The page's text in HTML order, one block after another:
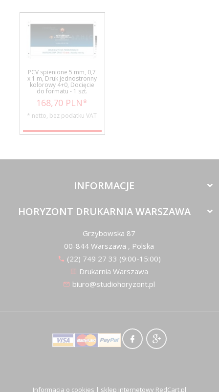
PCV spienione 5 mm, 0,7
x 1 m, Druk jednostronny
kolorowy 4+0, Docięcie
do formatu - 1 szt.
168,70 PLN*
* netto, bez podatku VAT
INFORMACJE
HORYZONT DRUKARNIA WARSZAWA
Grzybowska 87
00-844 Warszawa , Polska
(22) 749 27 33 (9:00-15:00)
Drukarnia Warszawa
biuro@studiohoryzont.pl
Informacja o cookies | sklep internetowy RedCart.pl